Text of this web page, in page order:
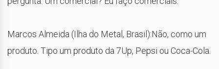
Marcos Almeida (Ilha do Metal, Brasil):Não, como um
produto. Tipo um produto da 7Up, Pepsi ou Coca-Cola.